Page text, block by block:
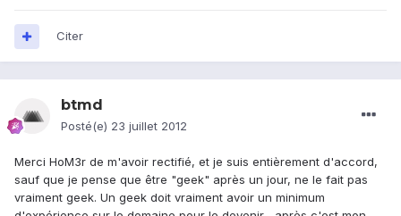
Citer
btmd
Posté(e) 23 juillet 2012
Merci HoM3r de m'avoir rectifié, et je suis entièrement d'accord,
sauf que je pense que être "geek" après un jour, ne le fait pas
vraiment geek. Un geek doit vraiment avoir un minimum